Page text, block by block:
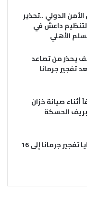
الدولي ..تحذير
داعش في
الأهلي
يحذر من تصاعد
تفجير جرمانا
أثناء صيانة خزان
الحسكة
ارتفاع حصيلة ضحايا تفجير جرمانا إلى 16